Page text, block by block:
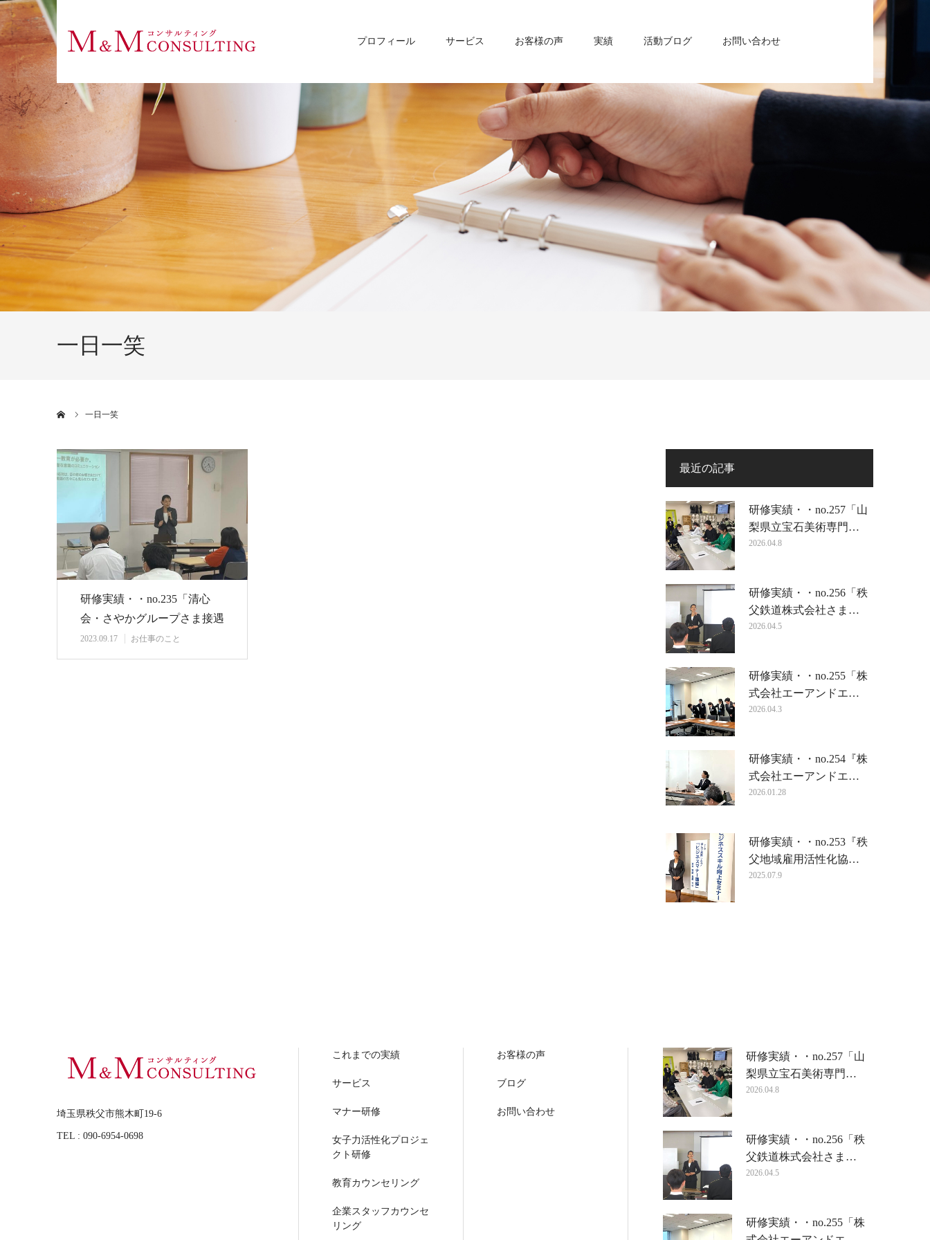
プロフィール サービス お客様の声 実績 活動ブログ お問い合わせ
一日一笑
一日一笑
研修実績・・no.235「清心
会・さやかグループさま接遇
マナー研修」…
2023.09.17 お仕事のこと
最近の記事
研修実績・・no.257「山
梨県立宝石美術専門…
2026.04.8
研修実績・・no.256「秩
父鉄道株式会社さま…
2026.04.5
研修実績・・no.255「株
式会社エーアンドエ…
2026.04.3
研修実績・・no.254『株
式会社エーアンドエ…
2026.01.28
研修実績・・no.253『秩
父地域雇用活性化協…
2025.07.9
埼玉県秩父市熊木町19-6
TEL : 090-6954-0698
これまでの実績
サービス
マナー研修
女子力活性化プロジェ
クト研修
教育カウンセリング
企業スタッフカウンセ
リング
お客様の声
ブログ
お問い合わせ
研修実績・・no.257「山
梨県立宝石美術専門…
2026.04.8
研修実績・・no.256「秩
父鉄道株式会社さま…
2026.04.5
研修実績・・no.255「株